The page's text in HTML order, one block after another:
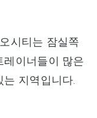
시티는 잠실쪽
이너들이 많은
지역입니다.